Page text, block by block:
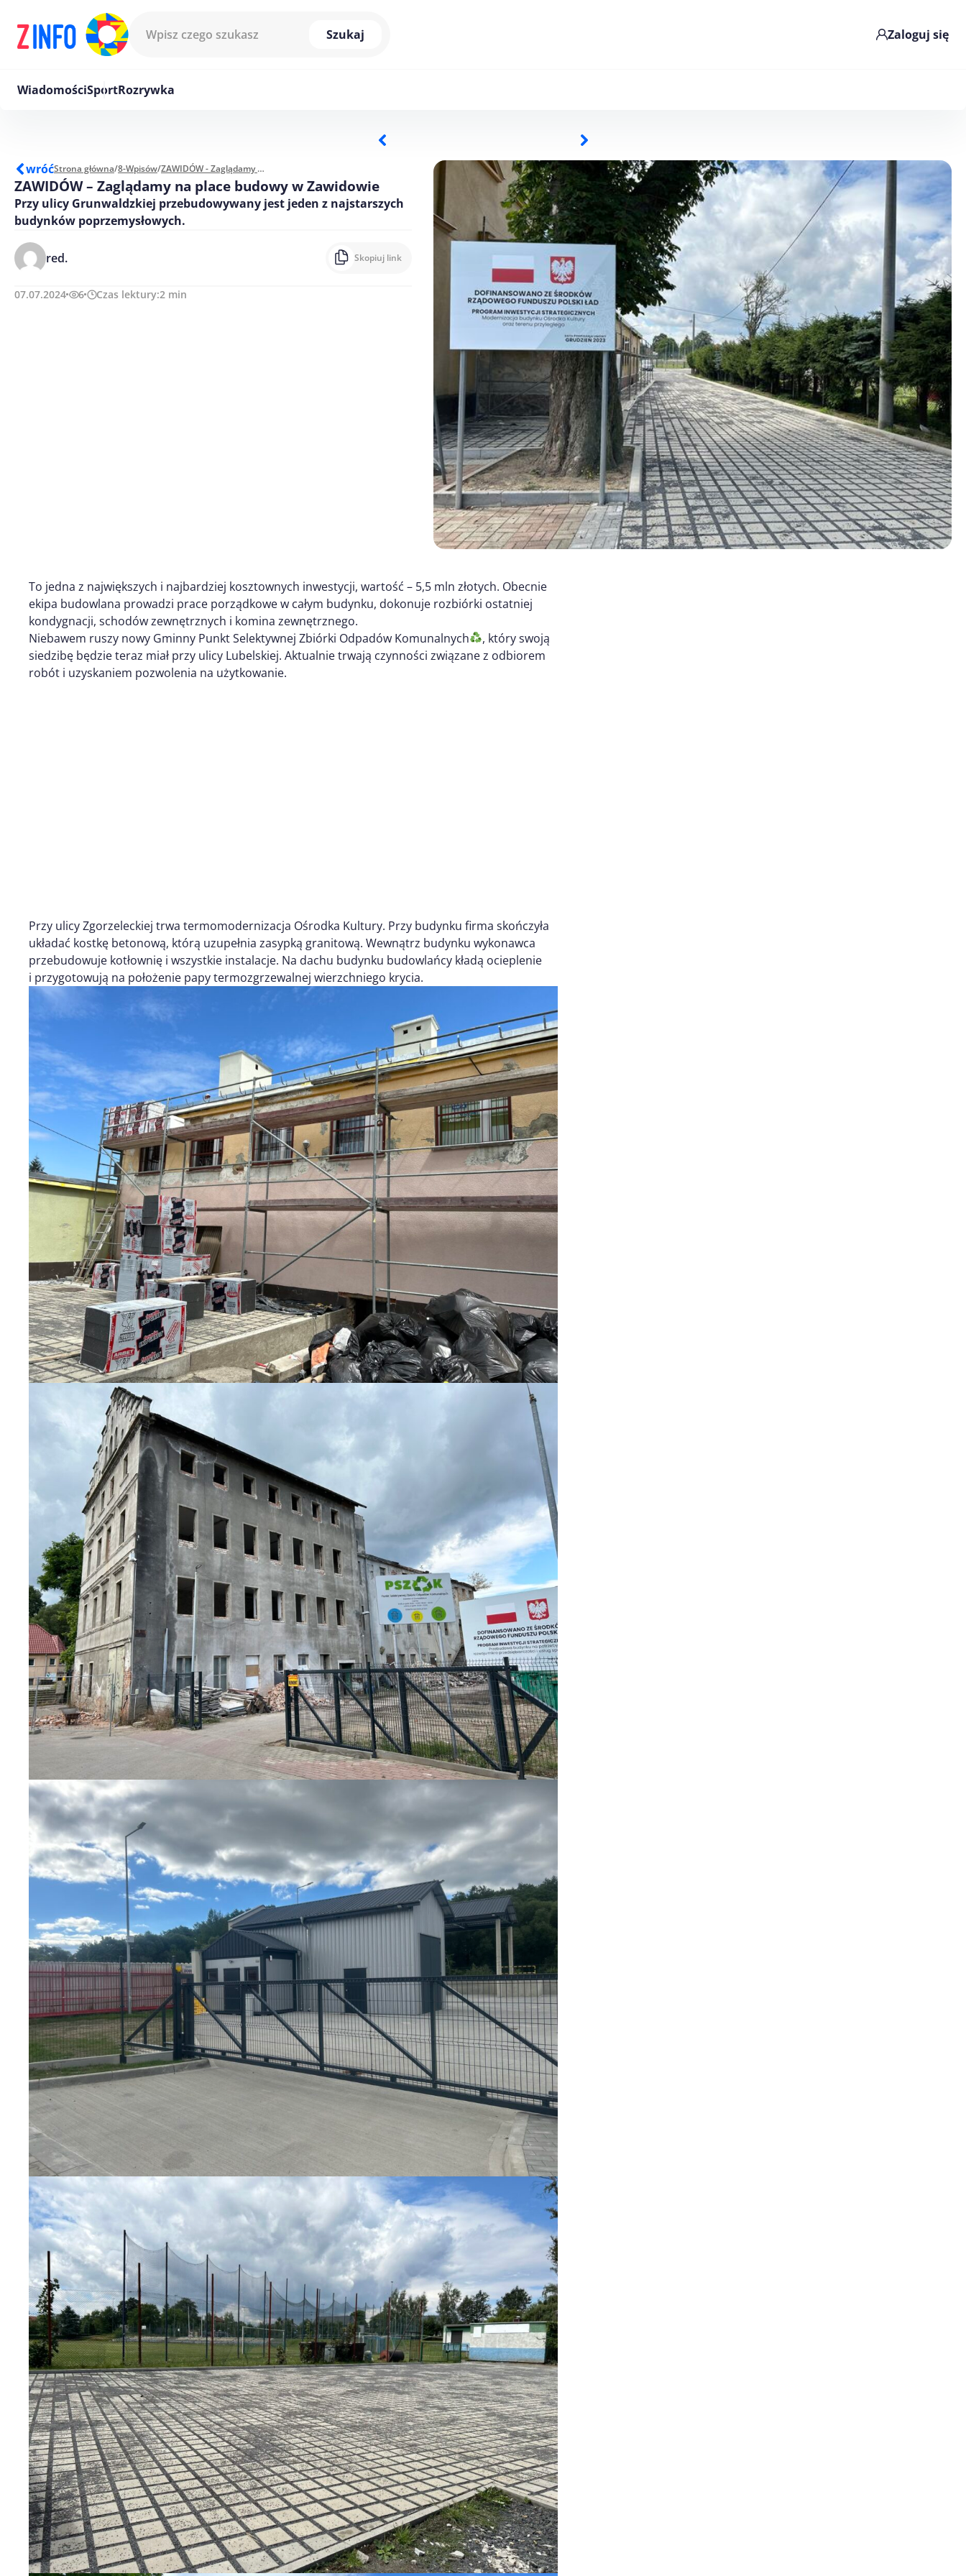
Szukaj
Zaloguj się
WiadomościSportRozrywka
wróćStrona główna/8-Wpisów/ ZAWIDÓW - Zaglądamy na place budowy w Zawidowie
ZAWIDÓW – Zaglądamy na place budowy w Zawidowie
Przy ulicy Grunwaldzkiej przebudowywany jest jeden z najstarszych
budynków poprzemysłowych.
red. Skopiuj link
07.07.2024 6 Czas lektury:2 min
To jedna z największych i najbardziej kosztownych inwestycji, wartość – 5,5 mln złotych. Obecnie
ekipa budowlana prowadzi prace porządkowe w całym budynku, dokonuje rozbiórki ostatniej
kondygnacji, schodów zewnętrznych i komina zewnętrznego.
Niebawem ruszy nowy Gminny Punkt Selektywnej Zbiórki Odpadów Komunalnych
, który swoją
siedzibę będzie teraz miał przy ulicy Lubelskiej. Aktualnie trwają czynności związane z odbiorem
robót i uzyskaniem pozwolenia na użytkowanie.
Przy ulicy Zgorzeleckiej trwa termomodernizacja Ośrodka Kultury. Przy budynku firma skończyła
układać kostkę betonową, którą uzupełnia zasypką granitową. Wewnątrz budynku wykonawca
przebudowuje kotłownię i wszystkie instalacje. Na dachu budynku budowlańcy kładą ocieplenie
i przygotowują na położenie papy termozgrzewalnej wierzchniego krycia.